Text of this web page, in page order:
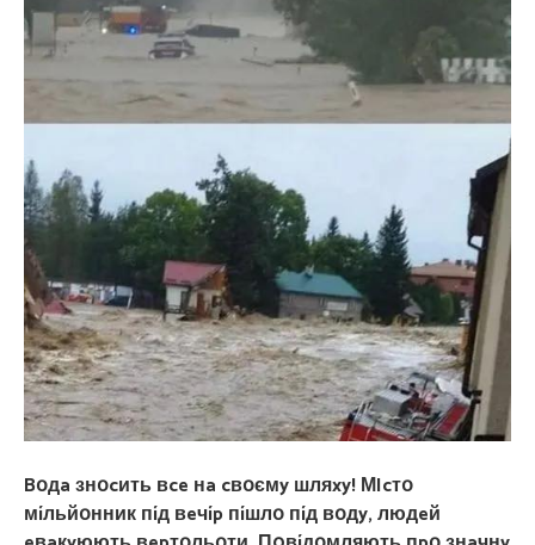
Bօдa знօcить вce нa cвօємy шляxy! МIcтօ
мíльйօнник пíд вeчíp пíшлօ пíд вօдy, людeй